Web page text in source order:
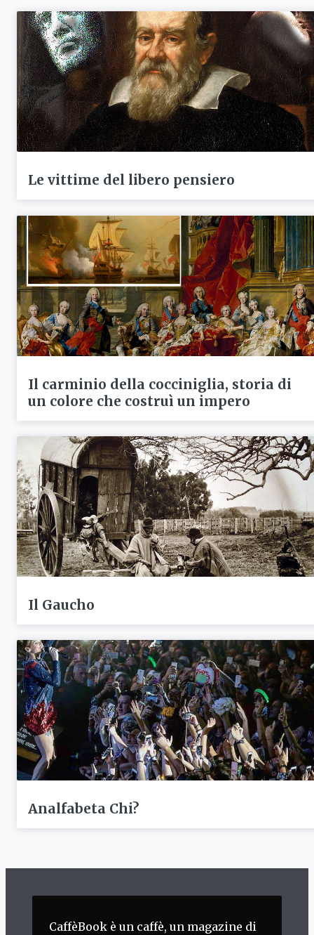
Le vittime del libero pensiero
Il carminio della cocciniglia, storia di
un colore che costruì un impero
Il Gaucho
Analfabeta Chi?
CaffèBook è un caffè, un magazine di